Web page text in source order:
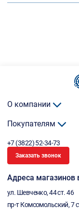
О компании
Покупателям
+7 (3822) 52-34-73
Заказать звонок
Адреса магазинов
ул. Шевченко, 44 ст. 46
пр-т Комсомольский, 7